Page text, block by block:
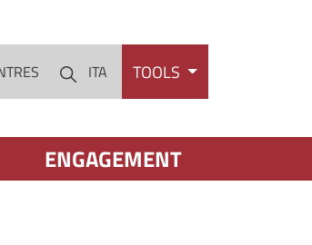
CercaITA TOOLS
ENGAGEMENT